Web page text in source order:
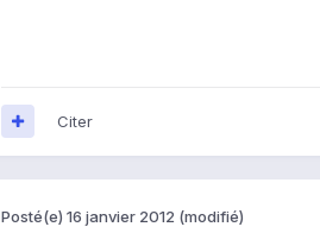
Citer
Posté(e) 16 janvier 2012 (modifié)